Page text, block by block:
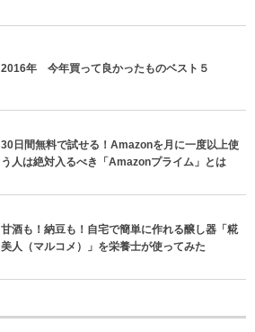
2016年 今年買って良かったものベスト５
30日間無料で試せる！Amazonを月に一度以上使
う人は絶対入るべき「Amazonプライム」とは
甘酒も！納豆も！自宅で簡単に作れる醸し器「糀
美人（マルコメ）」を栄養士が使ってみた